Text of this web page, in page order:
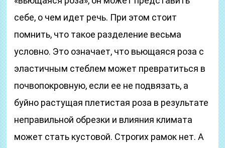
себе, о чем идет речь. При этом стоит
помнить, что такое разделение весьма
условно. Это означает, что вьющаяся роза с
эластичным стеблем может превратиться в
почвопокровную, если ее не подвязать, а
буйно растущая плетистая роза в результате
неправильной обрезки и влияния климата
может стать кустовой. Строгих рамок нет. А